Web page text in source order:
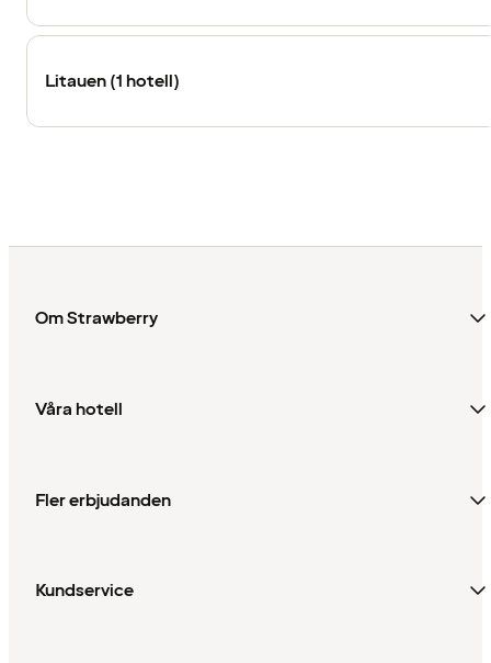
Litauen (1 hotell)
Om Strawberry
Våra hotell
Fler erbjudanden
Kundservice